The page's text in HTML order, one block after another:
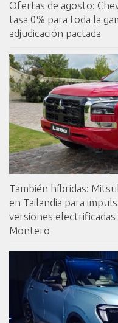
Ofertas de agosto:
tasa 0% para toda la
adjudicación pactada
También híbridas:
en Tailandia para
versiones electrificadas
Montero